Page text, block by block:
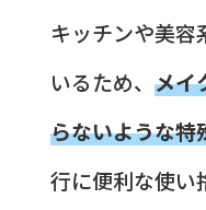
キッチンや美容
いるため、 メイ
らないような特
行に便利な使い